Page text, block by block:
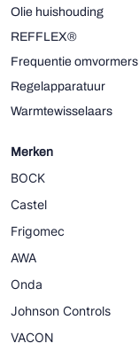
Olie huishouding
REFFLEX®
Frequentie omvormers
Regelapparatuur
Warmtewisselaars
Merken
BOCK
Castel
Frigomec
AWA
Onda
Johnson Controls
VACON